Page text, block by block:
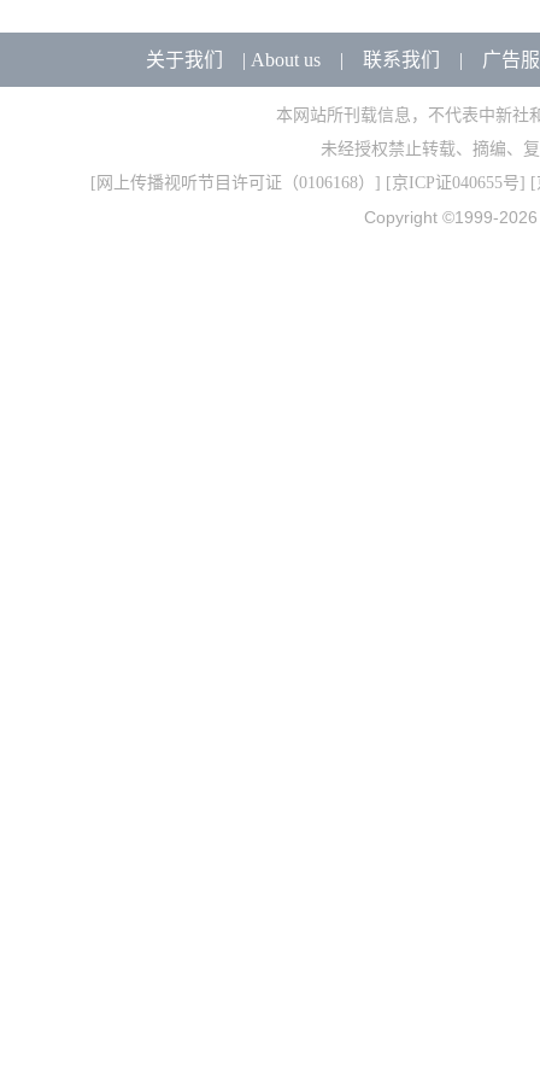
关于我们 | About us| 联系我们 | 广告
本网站所刊载信息，不代表中新社
未经授权禁止转载、摘编、
[ 网上传播视听节目许可证（0106168） ] [京ICP证040655号] [
Copyright ©1999-